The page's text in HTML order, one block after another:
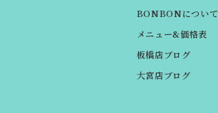
BONBONについて
メニュー&価格表
板橋店ブログ
大宮店ブログ